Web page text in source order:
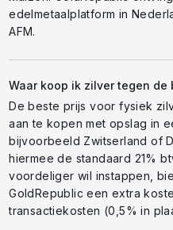
edelmetaalplatform in
AFM.
Waar koop ik zilver tegen de
De beste prijs voor fysiek
aan te kopen met opslag in
bijvoorbeeld Zwitserland of
hiermee de standaard 21%
voordeliger wil instappen,
GoldRepublic een extra
transactiekosten (0,5% in